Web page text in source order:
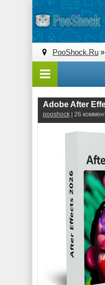
PooShock.Ru »
Adobe After
pooshock | 26